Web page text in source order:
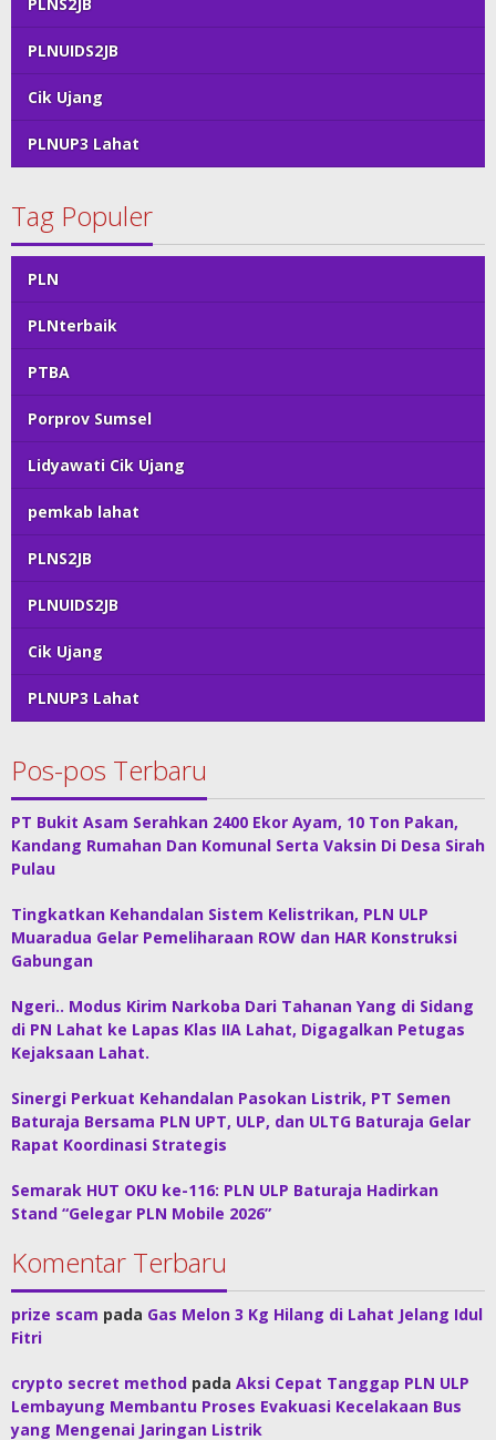
PLNUIDS2JB
Cik Ujang
PLNUP3 Lahat
Tag Populer
PLN
PLNterbaik
PTBA
Porprov Sumsel
Lidyawati Cik Ujang
pemkab lahat
PLNS2JB
PLNUIDS2JB
Cik Ujang
PLNUP3 Lahat
Pos-pos Terbaru
PT Bukit Asam Serahkan 2400 Ekor Ayam, 10 Ton Pakan,
Kandang Rumahan Dan Komunal Serta Vaksin Di Desa Sirah
Pulau
Tingkatkan Kehandalan Sistem Kelistrikan, PLN ULP
Muaradua Gelar Pemeliharaan ROW dan HAR Konstruksi
Gabungan
Ngeri.. Modus Kirim Narkoba Dari Tahanan Yang di Sidang
di PN Lahat ke Lapas Klas IIA Lahat, Digagalkan Petugas
Kejaksaan Lahat.
Sinergi Perkuat Kehandalan Pasokan Listrik, PT Semen
Baturaja Bersama PLN UPT, ULP, dan ULTG Baturaja Gelar
Rapat Koordinasi Strategis
Semarak HUT OKU ke-116: PLN ULP Baturaja Hadirkan
Stand “Gelegar PLN Mobile 2026”
Komentar Terbaru
prize scam pada Gas Melon 3 Kg Hilang di Lahat Jelang Idul
Fitri
crypto secret method pada Aksi Cepat Tanggap PLN ULP
Lembayung Membantu Proses Evakuasi Kecelakaan Bus
yang Mengenai Jaringan Listrik